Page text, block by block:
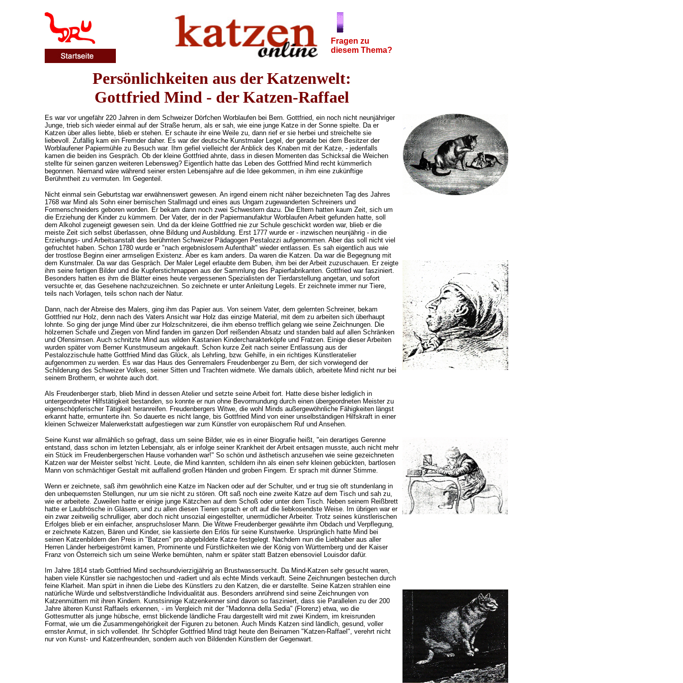
Fragen zu
diesem Thema?
Persönlichkeiten aus der Katzenwelt:
Gottfried Mind - der Katzen-Raffael
Es war vor ungefähr 220 Jahren in dem Schweizer Dörfchen Worblaufen bei Bern. Gottfried, ein noch nicht neunjähriger
Junge, trieb sich wieder einmal auf der Straße herum, als er sah, wie eine junge Katze in der Sonne spielte. Da er
Katzen über alles liebte, blieb er stehen. Er schaute ihr eine Weile zu, dann rief er sie herbei und streichelte sie
liebevoll. Zufällig kam ein Fremder daher. Es war der deutsche Kunstmaler Legel, der gerade bei dem Besitzer der
Worblaufener Papiermühle zu Besuch war. Ihm gefiel vielleicht der Anblick des Knaben mit der Katze, - jedenfalls
kamen die beiden ins Gespräch. Ob der kleine Gottfried ahnte, dass in diesen Momenten das Schicksal die Weichen
stellte für seinen ganzen weiteren Lebensweg? Eigentlich hatte das Leben des Gottfried Mind recht kümmerlich
begonnen. Niemand wäre während seiner ersten Lebensjahre auf die Idee gekommen, in ihm eine zukünftige
Berühmtheit zu vermuten. Im Gegenteil.
Nicht einmal sein Geburtstag war erwähnenswert gewesen. An irgend einem nicht näher bezeichneten Tag des Jahres
1768 war Mind als Sohn einer bernischen Stallmagd und eines aus Ungarn zugewanderten Schreiners und
Formenschneiders geboren worden. Er bekam dann noch zwei Schwestern dazu. Die Eltern hatten kaum Zeit, sich um
die Erziehung der Kinder zu kümmern. Der Vater, der in der Papiermanufaktur Worblaufen Arbeit gefunden hatte, soll
dem Alkohol zugeneigt gewesen sein. Und da der kleine Gottfried nie zur Schule geschickt worden war, blieb er die
meiste Zeit sich selbst überlassen, ohne Bildung und Ausbildung. Erst 1777 wurde er - inzwischen neunjährig - in die
Erziehungs- und Arbeitsanstalt des berühmten Schweizer Pädagogen Pestalozzi aufgenommen. Aber das soll nicht viel
gefruchtet haben. Schon 1780 wurde er "nach ergebnislosem Aufenthalt" wieder entlassen. Es sah eigentlich aus wie
der trostlose Beginn einer armseligen Existenz. Aber es kam anders. Da waren die Katzen. Da war die Begegnung mit
dem Kunstmaler. Da war das Gespräch. Der Maler Legel erlaubte dem Buben, ihm bei der Arbeit zuzuschauen. Er zeigte
ihm seine fertigen Bilder und die Kupferstichmappen aus der Sammlung des Papierfabrikanten. Gottfried war fasziniert.
Besonders hatten es ihm die Blätter eines heute vergessenen Spezialisten der Tierdarstellung angetan, und sofort
versuchte er, das Gesehene nachzuzeichnen. So zeichnete er unter Anleitung Legels. Er zeichnete immer nur Tiere,
teils nach Vorlagen, teils schon nach der Natur.
Dann, nach der Abreise des Malers, ging ihm das Papier aus. Von seinem Vater, dem gelernten Schreiner, bekam
Gottfried nur Holz, denn nach des Vaters Ansicht war Holz das einzige Material, mit dem zu arbeiten sich überhaupt
lohnte. So ging der junge Mind über zur Holzschnitzerei, die ihm ebenso trefflich gelang wie seine Zeichnungen. Die
hölzernen Schafe und Ziegen von Mind fanden im ganzen Dorf reißenden Absatz und standen bald auf allen Schränken
und Ofensimsen. Auch schnitzte Mind aus wilden Kastanien Kindercharakterköpfe und Fratzen. Einige dieser Arbeiten
wurden später vom Berner Kunstmuseum angekauft. Schon kurze Zeit nach seiner Entlassung aus der
Pestalozzischule hatte Gottfried Mind das Glück, als Lehrling, bzw. Gehilfe, in ein richtiges Künstleratelier
aufgenommen zu werden. Es war das Haus des Genremalers Freudenberger zu Bern, der sich vorwiegend der
Schilderung des Schweizer Volkes, seiner Sitten und Trachten widmete. Wie damals üblich, arbeitete Mind nicht nur bei
seinem Brotherrn, er wohnte auch dort.
Als Freudenberger starb, blieb Mind in dessen Atelier und setzte seine Arbeit fort. Hatte diese bisher lediglich in
untergeordneter Hilfstätigkeit bestanden, so konnte er nun ohne Bevormundung durch einen übergeordneten Meister zu
eigenschöpferischer Tätigkeit heranreifen. Freudenbergers Witwe, die wohl Minds außergewöhnliche Fähigkeiten längst
erkannt hatte, ermunterte ihn. So dauerte es nicht lange, bis Gottfried Mind von einer unselbständigen Hilfskraft in einer
kleinen Schweizer Malerwerkstatt aufgestiegen war zum Künstler von europäischem Ruf und Ansehen.
Seine Kunst war allmählich so gefragt, dass um seine Bilder, wie es in einer Biografie heißt, "ein derartiges Gerenne
entstand, dass schon im letzten Lebensjahr, als er infolge seiner Krankheit der Arbeit entsagen musste, auch nicht mehr
ein Stück im Freudenbergerschen Hause vorhanden war!" So schön und ästhetisch anzusehen wie seine gezeichneten
Katzen war der Meister selbst 'nicht. Leute, die Mind kannten, schildern ihn als einen sehr kleinen gebückten, bartlosen
Mann von schmächtiger Gestalt mit auffallend großen Händen und groben Fingern. Er sprach mit dünner Stimme.
Wenn er zeichnete, saß ihm gewöhnlich eine Katze im Nacken oder auf der Schulter, und er trug sie oft stundenlang in
den unbequemsten Stellungen, nur um sie nicht zu stören. Oft saß noch eine zweite Katze auf dem Tisch und sah zu,
wie er arbeitete. Zuweilen hatte er einige junge Kätzchen auf dem Schoß oder unter dem Tisch. Neben seinem Reißbrett
hatte er Laubfrösche in Gläsern, und zu allen diesen Tieren sprach er oft auf die liebkosendste Weise. Im übrigen war er
ein zwar zeitweilig schrulliger, aber doch nicht unsozial eingestellter, unermüdlicher Arbeiter. Trotz seines künstlerischen
Erfolges blieb er ein einfacher, anspruchsloser Mann. Die Witwe Freudenberger gewährte ihm Obdach und Verpflegung,
er zeichnete Katzen, Bären und Kinder, sie kassierte den Erlös für seine Kunstwerke. Ursprünglich hatte Mind bei
seinen Katzenbildern den Preis in "Batzen" pro abgebildete Katze festgelegt. Nachdem nun die Liebhaber aus aller
Herren Länder herbeigeströmt kamen, Prominente und Fürstlichkeiten wie der König von Württemberg und der Kaiser
Franz von Österreich sich um seine Werke bemühten, nahm er später statt Batzen ebensoviel Louisdor dafür.
Im Jahre 1814 starb Gottfried Mind sechsundvierzigjährig an Brustwassersucht. Da Mind-Katzen sehr gesucht waren,
haben viele Künstler sie nachgestochen und -radiert und als echte Minds verkauft. Seine Zeichnungen bestechen durch
feine Klarheit. Man spürt in ihnen die Liebe des Künstlers zu den Katzen, die er darstellte. Seine Katzen strahlen eine
natürliche Würde und selbstverständliche Individualität aus. Besonders anrührend sind seine Zeichnungen von
Katzenmüttern mit ihren Kindern. Kunstsinnige Katzenkenner sind davon so fasziniert, dass sie Parallelen zu der 200
Jahre älteren Kunst Raffaels erkennen, - im Vergleich mit der "Madonna della Sedia" (Florenz) etwa, wo die
Gottesmutter als junge hübsche, ernst blickende ländliche Frau dargestellt wird mit zwei Kindern, im kreisrunden
Format, wie um die Zusammengehörigkeit der Figuren zu betonen. Auch Minds Katzen sind ländlich, gesund, voller
ernster Anmut, in sich vollendet. Ihr Schöpfer Gottfried Mind trägt heute den Beinamen "Katzen-Raffael", verehrt nicht
nur von Kunst- und Katzenfreunden, sondern auch von Bildenden Künstlern der Gegenwart.